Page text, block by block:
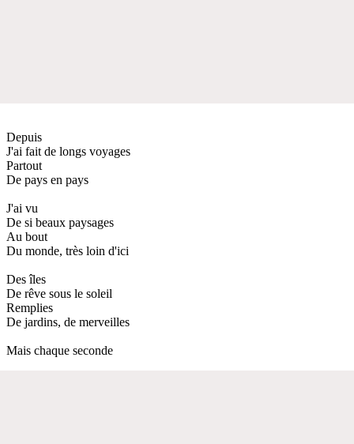
Depuis
J'ai fait de longs voyages
Partout
De pays en pays
J'ai vu
De si beaux paysages
Au bout
Du monde, très loin d'ici
Des îles
De rêve sous le soleil
Remplies
De jardins, de merveilles
Mais chaque seconde